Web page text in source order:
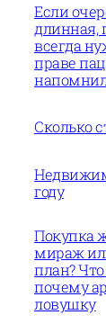
Если
длинная,
всегда
праве
Сколько
году
Покупка
мираж
план?
почему
ловушку